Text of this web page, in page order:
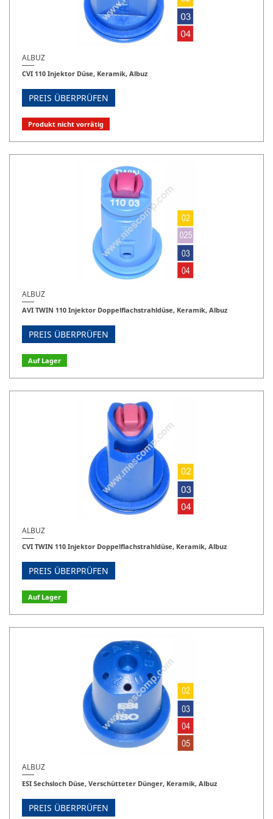
ALBUZ
CVI 110 Injektor Düse, Keramik, Albuz
PREIS ÜBERPRÜFEN
Produkt nicht vorrätig
ALBUZ
AVI TWIN 110 Injektor Doppelflachstrahldüse, Keramik, Albuz
PREIS ÜBERPRÜFEN
Auf Lager
ALBUZ
CVI TWIN 110 Injektor Doppelflachstrahldüse, Keramik, Albuz
PREIS ÜBERPRÜFEN
Auf Lager
ALBUZ
ESI Sechsloch Düse, Verschütteter Dünger, Keramik, Albuz
PREIS ÜBERPRÜFEN